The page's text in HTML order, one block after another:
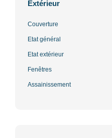
Extérieur
Couverture
Etat général
Etat extérieur
Fenêtres
Assainissement